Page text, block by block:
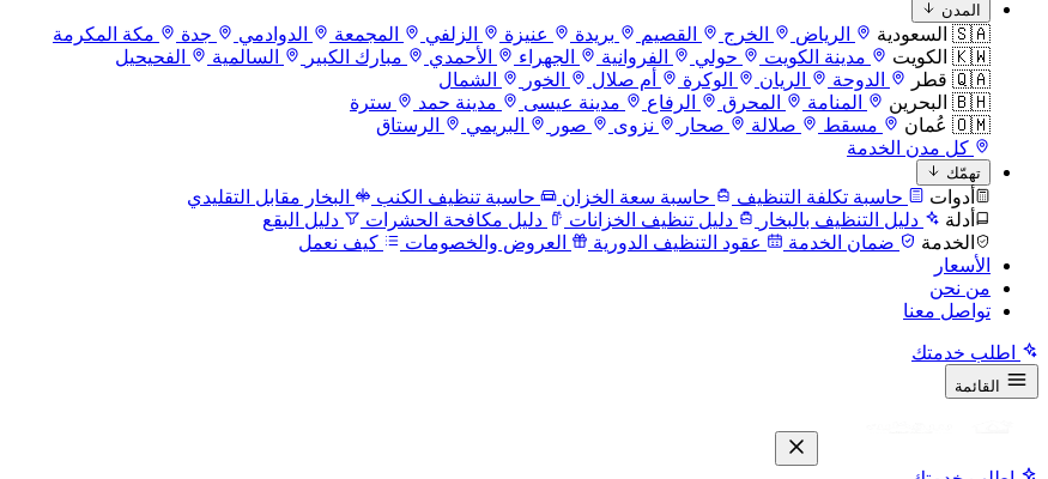
المدن
🇸🇦 السعودية الرياض الخرج القصيم بريدة عنيزة الزلفي المجمعة الدوادمي جدة
مكة المكرمة
🇰🇼 الكويت
مدينة الكويت حولي الفروانية الجهراء الأحمدي مبارك الكبير السالمية
الفحيحيل
🇶🇦 قطر
الدوحة الريان الوكرة أم صلال الخور
الشمال
🇧🇭 البحرين
المنامة المحرق الرفاع مدينة عيسى مدينة حمد
سترة
🇴🇲 عُمان
مسقط صلالة صحار نزوى صور البريمي
الرستاق
كل مدن الخدمة
تهمّك
أدوات حاسبة تكلفة التنظيف حاسبة سعة الخزان حاسبة تنظيف الكنب
البخار مقابل التقليدي
أدلة
دليل التنظيف بالبخار دليل تنظيف الخزانات دليل مكافحة الحشرات
دليل البقع
الخدمة
ضمان الخدمة عقود التنظيف الدورية العروض والخصومات
كيف نعمل
الأسعار
من نحن
تواصل معنا
اطلب خدمتك
القائمة